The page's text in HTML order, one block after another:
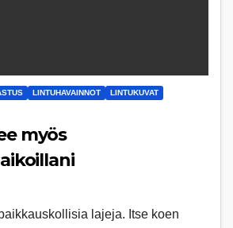
LINTUHAVAINNOT
LINTUKUVAT
myös
lajeja. Itse koen